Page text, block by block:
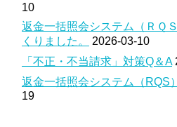
10
返金一括照会システム（ＲＱ
くりました。
2026-03-10
「不正・不当請求」対策Q＆A
返金一括照会システム（RQS
19